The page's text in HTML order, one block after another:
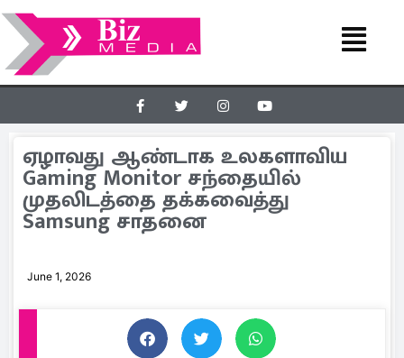
ஏழாவது ஆண்டாக உலகளாவிய
Gaming Monitor சந்தையில்
முதலிடத்தை தக்கவைத்து
Samsung சாதனை
June 1, 2026